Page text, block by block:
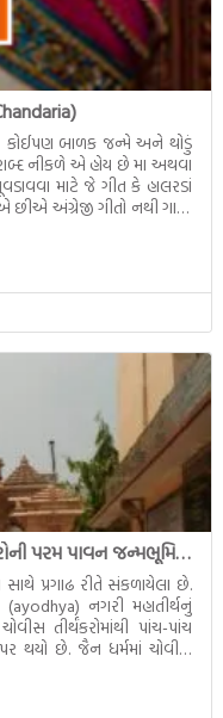
કોઈપણ બાળક જન્મે અને થોડું
નીકળે એ હોય છે મા અથવા
માટે જે ગીત કે હાલરડાં
અંગ્રેજી ગીતો નથી ગાતા.
ઓગણીસ કલ્યાણકો ધરાવતી પાંચ તીર્થંકરોની પરમ પાવન જન્મભૂમિ – અયોધ્યા (Ayodhya)
પ્રગાઢ રીતે સંકળાયેલા છે.
નગરી મહાતીર્થનું
તીર્થંકરોમાંથી પાંચ-પાંચ
થયો છે. જૈન ધર્મમાં ચોવીસ
અહીં આવ્યાં છે. દરેક તીર્થંકરના